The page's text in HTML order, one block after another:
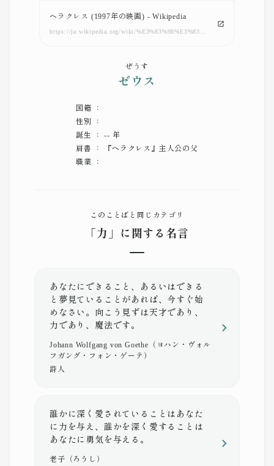
ヘラクレス (1997年の映画) - Wikipedia
ぜうす
ゼウス
国籍 ：
性別 ：
誕生 ： -- 年
肩書 ： 『ヘラクレス』主人公の父
職業 ：
このことばと同じカテゴリ
「力」に関する名言
あなたにできること、あるいはできる
と夢見ていることがあれば、今すぐ始
めなさい。向こう見ずは天才であり、
力であり、魔法です。
Johann Wolfgang von Goethe（ヨハン・ヴォル
フガング・フォン・ゲーテ）
詩人
誰かに深く愛されていることはあなた
に力を与え、誰かを深く愛することは
あなたに勇気を与える。
老子（ろうし）